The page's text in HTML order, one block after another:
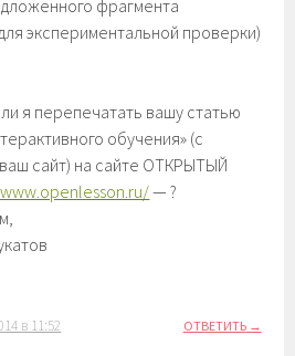
фрагмента
экспериментальной проверки)
я перепечатать вашу статью
обучения» (с
сайт) на сайте ОТКРЫТЫЙ
— ?
в 11:52 ОТВЕТИТЬ